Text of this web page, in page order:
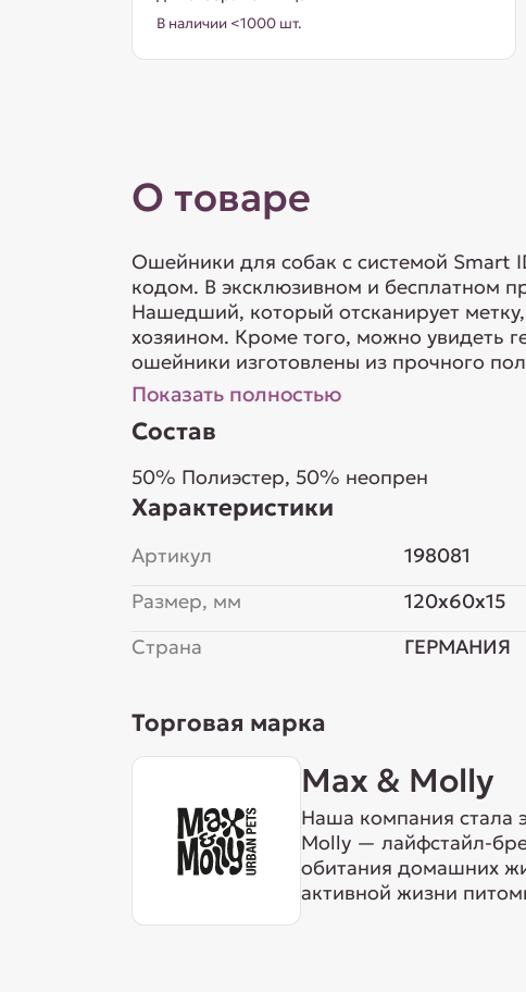
В наличии <1000 шт.
О товаре
Ошейники для собак с системой
кодом. В эксклюзивном и бесплатном
Нашедший, который отсканирует
хозяином. Кроме того, можно увидеть
ошейники изготовлены из прочного
Показать полностью
Состав
50% Полиэстер, 50% неопрен
Характеристики
Артикул
198081
Размер, мм
120x60x15
Страна
ГЕРМАНИЯ
Торговая марка
Max & Molly
Наша компания стала
Molly — лайфстайл-
обитания домашних
активной жизни